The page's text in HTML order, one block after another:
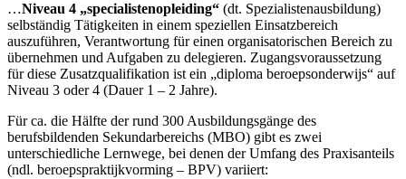
…Niveau 4 „specialistenopleiding“ (dt. Spezialistenausbildung)
selbständig Tätigkeiten in einem speziellen Einsatzbereich
auszuführen, Verantwortung für einen organisatorischen Bereich zu
übernehmen und Aufgaben zu delegieren. Zugangsvoraussetzung
für diese Zusatzqualifikation ist ein „diploma beroepsonderwijs“ auf
Niveau 3 oder 4 (Dauer 1 – 2 Jahre).
Für ca. die Hälfte der rund 300 Ausbildungsgänge des
berufsbildenden Sekundarbereichs (MBO) gibt es zwei
unterschiedliche Lernwege, bei denen der Umfang des Praxisanteils
(ndl. beroepspraktijkvorming – BPV) variiert: